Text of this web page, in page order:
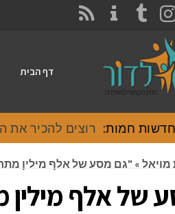
INSTAGRAM
TUMBLR
דף הבית
חמות: רוצים להכיר את
מויאל » "גם מסע של אלף מילין
של אלף